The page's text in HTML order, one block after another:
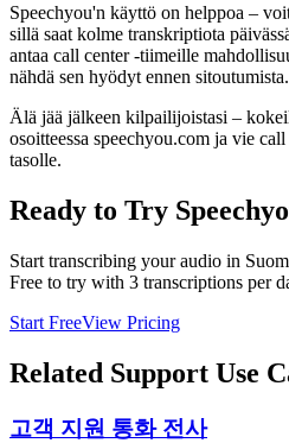
Speechyou'n käyttö on helppoa –
sillä saat kolme transkriptiota
antaa call center -tiimeille
nähdä sen hyödyt ennen sitoutumista.
Älä jää jälkeen kilpailijoistasi –
osoitteessa speechyou.com ja vie
tasolle.
Ready to Try
Start transcribing your audio in
Free to try with 3 transcriptions per
Start FreeView Pricing
Related Support Use
고객 지원 통화 전사